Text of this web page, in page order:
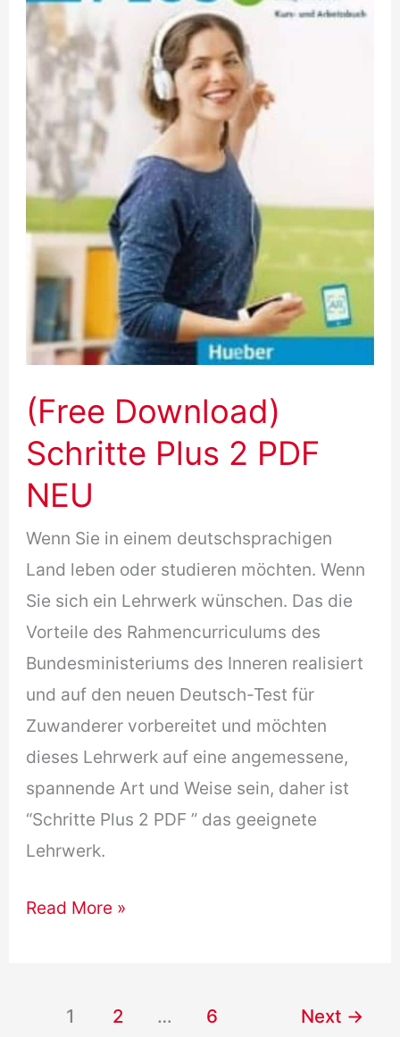
mit
Audio
(Free Download)
Schritte Plus 2 PDF
NEU
Wenn Sie in einem deutschsprachigen
Land leben oder studieren möchten. Wenn
Sie sich ein Lehrwerk wünschen. Das die
Vorteile des Rahmencurriculums des
Bundesministeriums des Inneren realisiert
und auf den neuen Deutsch-Test für
Zuwanderer vorbereitet und möchten
dieses Lehrwerk auf eine angemessene,
spannende Art und Weise sein, daher ist
“Schritte Plus 2 PDF ” das geeignete
Lehrwerk.
(Free
Read More »
1 2 … 6 Next →